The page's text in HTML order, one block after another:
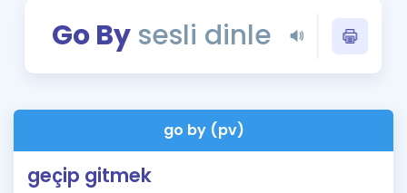
Rehberlik Aracı
Blog
Go By sesli dinle
go by (pv)
geçip gitmek